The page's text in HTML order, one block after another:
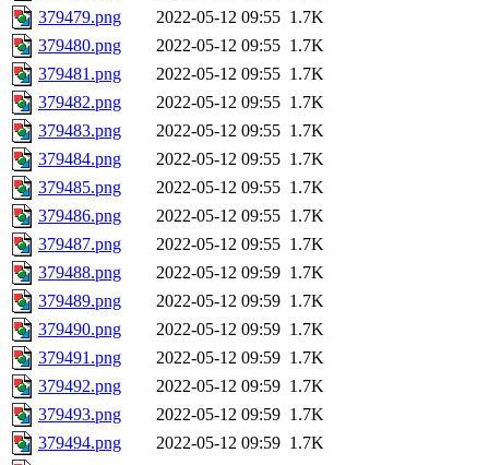
379479.png
2022-05-12 09:55 1.7K
379480.png
2022-05-12 09:55 1.7K
379481.png
2022-05-12 09:55 1.7K
379482.png
2022-05-12 09:55 1.7K
379483.png
2022-05-12 09:55 1.7K
379484.png
2022-05-12 09:55 1.7K
379485.png
2022-05-12 09:55 1.7K
379486.png
2022-05-12 09:55 1.7K
379487.png
2022-05-12 09:55 1.7K
379488.png
2022-05-12 09:59 1.7K
379489.png
2022-05-12 09:59 1.7K
379490.png
2022-05-12 09:59 1.7K
379491.png
2022-05-12 09:59 1.7K
379492.png
2022-05-12 09:59 1.7K
379493.png
2022-05-12 09:59 1.7K
379494.png
2022-05-12 09:59 1.7K